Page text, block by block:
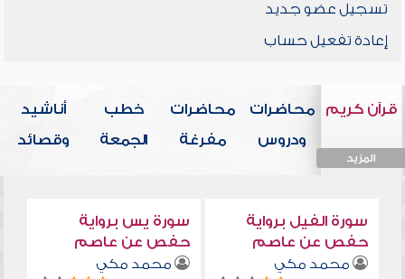
تسجيل عضو جديد
إعادة تفعيل حساب
قرآن كريم
المزيد
محاضرات
ودروس
محاضرات
مفرغة
خطب
الجمعة
أناشيد
وقصائد
سورة الفيل برواية
حفص عن عاصم
محمد مكي
سورة يس برواية
حفص عن عاصم
محمد مكي